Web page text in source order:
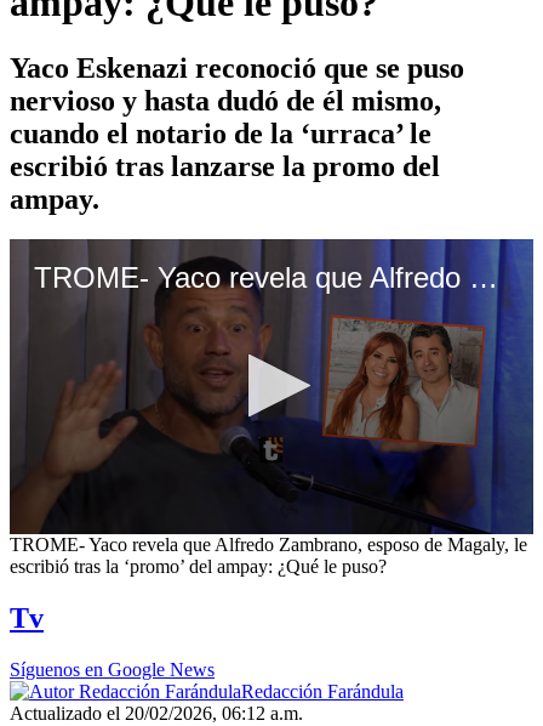
Yaco Eskenazi reconoció que se puso
nervioso y hasta dudó de él mismo,
cuando el notario de la ‘urraca’ le
escribió tras lanzarse la promo del
ampay.
TROME- Yaco revela que Alfredo Zambrano, esposo de Magaly, le escribió tras la ‘promo’ del ampay: ¿Qué le puso?
0
seconds
minutes,
7
seconds
TROME- Yaco revela que Alfredo Zambrano, esposo de Magaly, le
escribió tras la ‘promo’ del ampay: ¿Qué le puso?
Tv
Síguenos en Google News
Redacción Farándula
Actualizado el 20/02/2026, 06:12 a.m.